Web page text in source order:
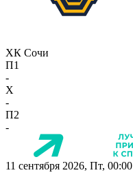
ХК Сочи
П1
-
X
-
П2
-
11 сентября 2026, Пт, 00:00